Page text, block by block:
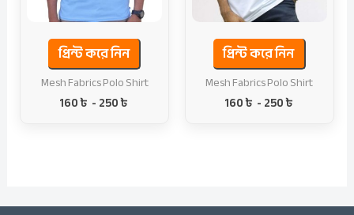
প্রিন্ট করে নিন
Mesh Fabrics Polo Shirt
160৳ -250৳
প্রিন্ট করে নিন
Mesh Fabrics Polo Shirt
160৳ -250৳